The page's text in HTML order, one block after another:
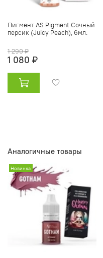
Пигмент AS Pigment Сочный
персик (Juicy Peach), 6мл.
1 290 ₽
1 080 ₽
Аналогичные товары
Новинка